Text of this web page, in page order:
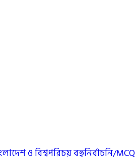
ও বিশ্বপরিচয় বহুনির্বাচনি/